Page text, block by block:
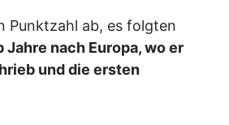
Punktzahl ab, es folgten
nach Europa, wo er
und die ersten